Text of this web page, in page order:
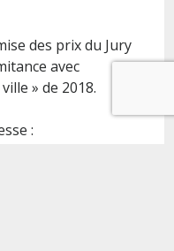
des prix du Jury
avec
» de 2018.
: